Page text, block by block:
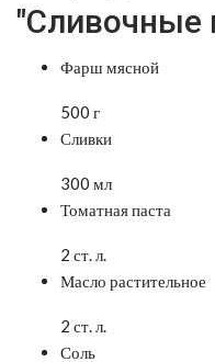
"Сливочные
Фарш мясной
500 г
Сливки
300 мл
Томатная паста
2 ст. л.
Масло растительное
2 ст. л.
Соль